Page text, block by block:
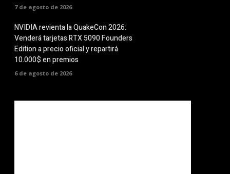
7 de agosto de 2026
NVIDIA revienta la QuakeCon 2026:
Venderá tarjetas RTX 5090 Founders
Edition a precio oficial y repartirá
10.000$ en premios
6 de agosto de 2026